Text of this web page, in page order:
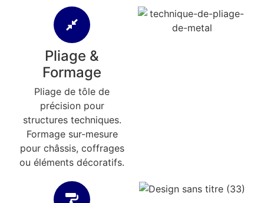
Pliage &
Formage
Pliage de tôle de
précision pour
structures techniques.
Formage sur-mesure
pour châssis, coffrages
ou éléments décoratifs.